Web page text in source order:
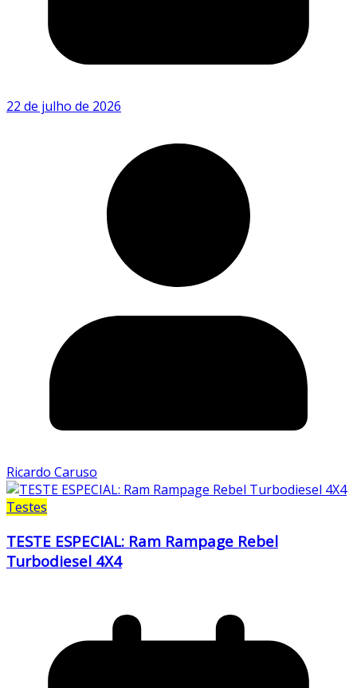
22 de julho de 2026
Ricardo Caruso
Testes
TESTE ESPECIAL: Ram Rampage Rebel
Turbodiesel 4X4